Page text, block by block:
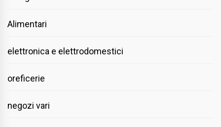
Alimentari
elettronica e elettrodomestici
oreficerie
negozi vari